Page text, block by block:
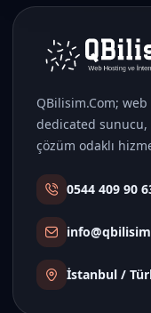
QBilisim.Com;
dedicated sunucu,
çözüm odaklı
0544 409 90
İstanbul /